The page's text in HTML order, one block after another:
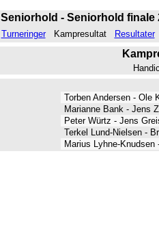
Seniorhold - Seniorhold finale
Turneringer Kampresultat Resultater
Torben Andersen - Ole
Marianne Bank - Jens
Peter Würtz - Jens
Terkel Lund-Nielsen -
Marius Lyhne-